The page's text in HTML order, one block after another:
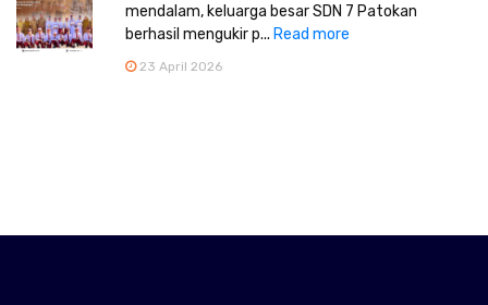
mendalam, keluarga besar SDN 7 Patokan
berhasil mengukir p... Read more
23 April 2026